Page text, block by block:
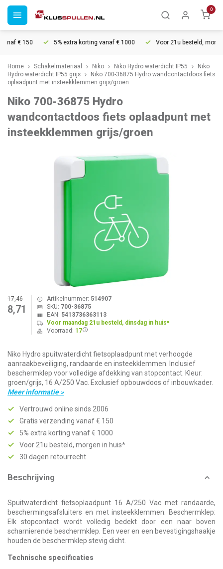
0
€ 150 5% extra korting vanaf € 1000 Voor 21u besteld, morgen
Home Schakelmateriaal Niko Niko Hydro waterdicht IP55
Niko
Hydro waterdicht IP55 grijs
Niko 700-36875 Hydro wandcontactdoos fiets
oplaadpunt met insteekklemmen grijs/groen
Niko 700-36875 Hydro
wandcontactdoos fiets oplaadpunt met
insteekklemmen grijs/groen
17,46
8,71
Artikelnummer: 514907
SKU: 700-36875
EAN: 5413736363113
Voor maandag 21u besteld, dinsdag in huis*
Voorraad: 17
Niko Hydro spuitwaterdicht fietsoplaadpunt met verhoogde
aanraakbeveiliging, randaarde en insteekklemmen. Inclusief
beschermklep voor volledige afdekking van stopcontact. Kleur:
groen/grijs, 16 A/250 Vac. Exclusief opbouwdoos of inbouwkader.
Meer informatie »
Vertrouwd online sinds 2006
Gratis verzending vanaf € 150
5% extra korting vanaf € 1000
Voor 21u besteld, morgen in huis*
30 dagen retourrecht
Beschrijving
Spuitwaterdicht fietsoplaadpunt 16 A/250 Vac met randaarde,
beschermingsafsluiters en met insteekklemmen. Beschermklep:
Elk stopcontact wordt volledig bedekt door een naar boven
scharnierende beschermklep. Een veer en een bevestigingshaakje
houden de beschermklep stevig dicht.
Technische specificaties